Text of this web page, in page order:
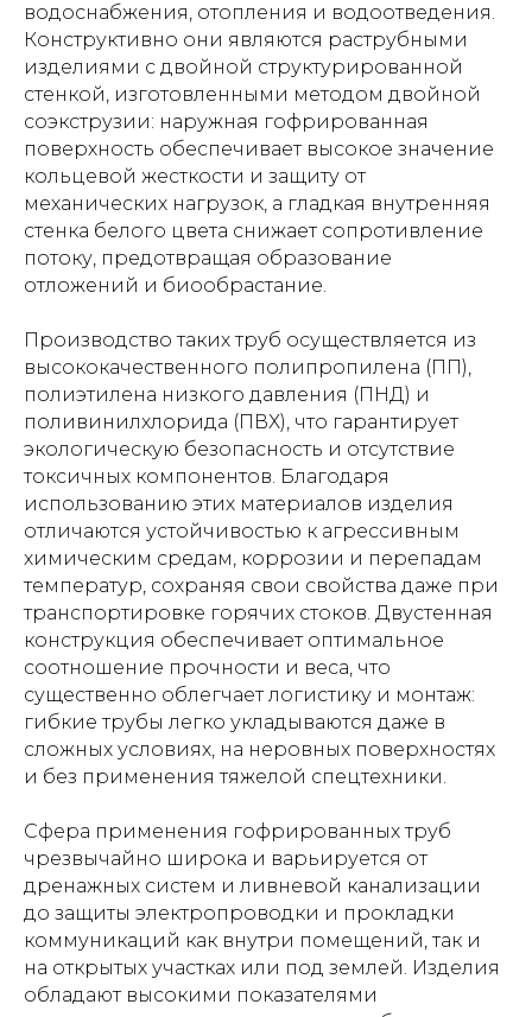
водоснабжения, отопления и водоотведения.
Конструктивно они являются раструбными
изделиями с двойной структурированной
стенкой, изготовленными методом двойной
соэкструзии: наружная гофрированная
поверхность обеспечивает высокое значение
кольцевой жесткости и защиту от
механических нагрузок, а гладкая внутренняя
стенка белого цвета снижает сопротивление
потоку, предотвращая образование
отложений и биообрастание.
Производство таких труб осуществляется из
высококачественного полипропилена (ПП),
полиэтилена низкого давления (ПНД) и
поливинилхлорида (ПВХ), что гарантирует
экологическую безопасность и отсутствие
токсичных компонентов. Благодаря
использованию этих материалов изделия
отличаются устойчивостью к агрессивным
химическим средам, коррозии и перепадам
температур, сохраняя свои свойства даже при
транспортировке горячих стоков. Двустенная
конструкция обеспечивает оптимальное
соотношение прочности и веса, что
существенно облегчает логистику и монтаж:
гибкие трубы легко укладываются даже в
сложных условиях, на неровных поверхностях
и без применения тяжелой спецтехники.
Сфера применения гофрированных труб
чрезвычайно широка и варьируется от
дренажных систем и ливневой канализации
до защиты электропроводки и прокладки
коммуникаций как внутри помещений, так и
на открытых участках или под землей. Изделия
обладают высокими показателями